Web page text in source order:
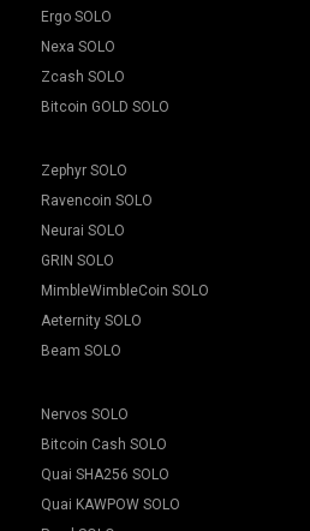
Ergo SOLO
Nexa SOLO
Zcash SOLO
Bitcoin GOLD SOLO
Zephyr SOLO
Ravencoin SOLO
Neurai SOLO
GRIN SOLO
MimbleWimbleCoin SOLO
Aeternity SOLO
Beam SOLO
Nervos SOLO
Bitcoin Cash SOLO
Quai SHA256 SOLO
Quai KAWPOW SOLO